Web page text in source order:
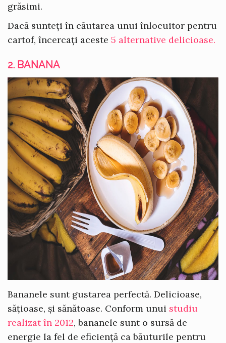
grăsimi.
Dacă sunteți în căutarea unui înlocuitor pentru
cartof, încercați aceste 5 alternative delicioase.
2. BANANA
Bananele sunt gustarea perfectă. Delicioase,
sățioase, și sănătoase. Conform unui studiu
realizat în 2012, bananele sunt o sursă de
energie la fel de eficiență ca băuturile pentru